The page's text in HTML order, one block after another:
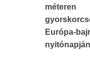
Európa-